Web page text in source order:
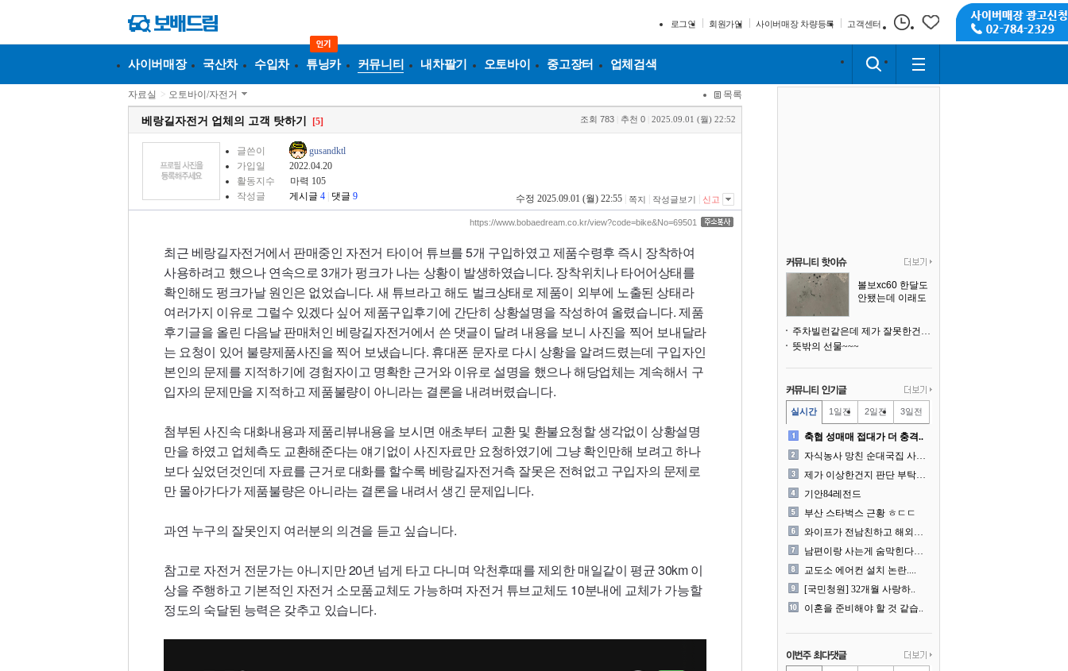
로그인 회원가입 사이버매장 차량등록 고객센터
사이버매장 국산차 수입차 튜닝카 커뮤니티 내차팔기 오토바이 중고장터 업체검색
자료실 > 오토바이/자전거 목록
베랑길자전거 업체의 고객 탓하기 [5] 조회 783 추천 0 2025.09.01 (월) 22:52
글쓴이
gusandktl
가입일
2022.04.20
활동지수
마력 105
작성글
게시글 4 댓글 9 수정 2025.09.01 (월) 22:55 쪽지 작성글보기 신고
https://www.bobaedream.co.kr/view?code=bike&No=69501
최근 베랑길자전거에서 판매중인 자전거 타이어 튜브를 5개 구입하였고 제품수령후 즉시 장착하여
사용하려고 했으나 연속으로 3개가 펑크가 나는 상황이 발생하였습니다. 장착위치나 타어어상태를
확인해도 펑크가날 원인은 없었습니다. 새 튜브라고 해도 벌크상태로 제품이 외부에 노출된 상태라
여러가지 이유로 그럴수 있겠다 싶어 제품구입후기에 간단히 상황설명을 작성하여 올렸습니다. 제품
후기글을 올린 다음날 판매처인 베랑길자전거에서 쓴 댓글이 달려 내용을 보니 사진을 찍어 보내달라
는 요청이 있어 불량제품사진을 찍어 보냈습니다. 휴대폰 문자로 다시 상황을 알려드렸는데 구입자인
본인의 문제를 지적하기에 경험자이고 명확한 근거와 이유로 설명을 했으나 해당업체는 계속해서 구
입자의 문제만을 지적하고 제품불량이 아니라는 결론을 내려버렸습니다.
첨부된 사진속 대화내용과 제품리뷰내용을 보시면 애초부터 교환 및 환불요청할 생각없이 상황설명
만을 하였고 업체측도 교환해준다는 얘기없이 사진자료만 요청하였기에 그냥 확인만해 보려고 하나
보다 싶었던것인데 자료를 근거로 대화를 할수록 베랑길자전거측 잘못은 전혀없고 구입자의 문제로
만 몰아가다가 제품불량은 아니라는 결론을 내려서 생긴 문제입니다.
과연 누구의 잘못인지 여러분의 의견을 듣고 싶습니다.
참고로 자전거 전문가는 아니지만 20년 넘게 타고 다니며 악천후때를 제외한 매일같이 평균 30km 이
상을 주행하고 기본적인 자전거 소모품교체도 가능하며 자전거 튜브교체도 10분내에 교체가 가능할
정도의 숙달된 능력은 갖추고 있습니다.
볼보xc60 한달도
안됐는데 이래도
주차빌런같은데 제가 잘못한건가요
뜻밖의 선물~~~
실시간 1일전 2일전 3일전
축협 성매매 접대가 더 충격..
자식농사 망친 순대국집 사장..
제가 이상한건지 판단 부탁드..
기안84레전드
부산 스타벅스 근황 ㅎㄷㄷ
와이프가 전남친하고 해외여행..
남편이랑 사는게 숨막힌다는 ..
교도소 에어컨 설치 논란....
[국민청원] 32개월 사랑하..
이혼을 준비해야 할 것 같습..